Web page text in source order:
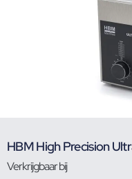
HBM High Precision
Verkrijgbaar bij